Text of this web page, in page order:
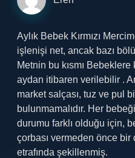
Aylık Bebek Kırmızı
işlenişi net, ancak bazı
Metnin bu kısmı Bebeklere
aydan itibaren verilebilir .
market salçası, tuz ve pul
bulunmamalıdır. Her
durumu farklı olduğu için,
çorbası vermeden önce bir
etrafında şekillenmiş.